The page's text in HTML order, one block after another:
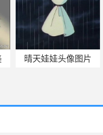
晴天娃娃头像图片